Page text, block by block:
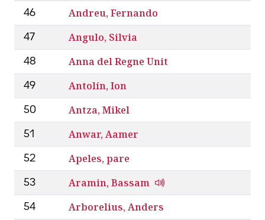
46 Andreu, Fernando
47 Angulo, Silvia
48 Anna del Regne Unit
49 Antolín, Ion
50 Antza, Mikel
51 Anwar, Aamer
52 Apeles, pare
53 Aramin, Bassam
54 Arborelius, Anders